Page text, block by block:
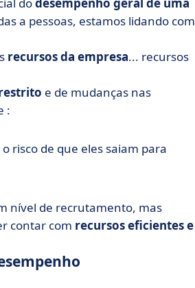
a pessoas, estamos lidando com
recursos da empresa... recursos
e de mudanças nas
:
risco de que eles saiam para
nível de recrutamento, mas
contar com recursos eficientes e